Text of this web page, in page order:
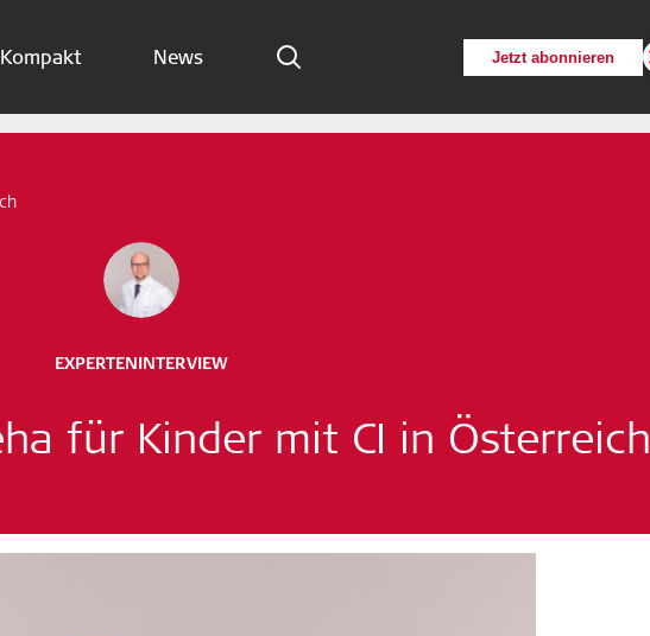
News Jetzt abonnieren
Indikationen
Jetzt abonnieren
German – Austria
Folge uns
EXPERTENINTERVIEW
für Kinder mit CI in Österreich